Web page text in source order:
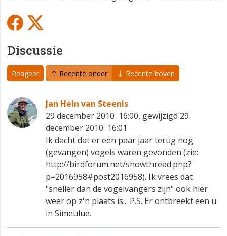
Discussie
Reageer Recente onder Recente boven
Jan Hein van Steenis
29 december 2010 16:00, gewijzigd 29
december 2010 16:01
Ik dacht dat er een paar jaar terug nog
(gevangen) vogels waren gevonden (zie:
http://birdforum.net/showthread.php?
p=2016958#post2016958). Ik vrees dat
"sneller dan de vogelvangers zijn" ook hier
weer op z'n plaats is... P.S. Er ontbreekt een u
in Simeulue.